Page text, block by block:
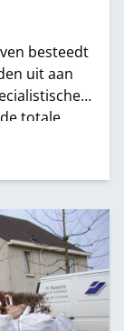
besteedt
uit aan
totale
moeite
het
noemer
het
Met als
minder